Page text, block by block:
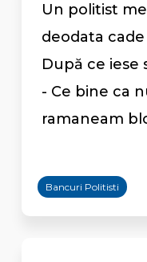
Un politist
deodata
După ce iese
- Ce bine ca
ramaneam
Bancuri Politisti